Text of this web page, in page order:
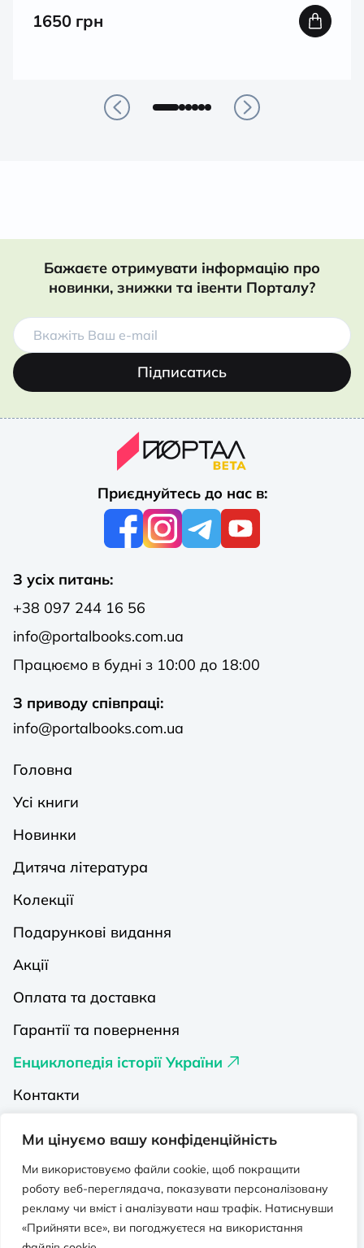
Ми цінуємо вашу конфіденційність
Ми використовуємо файли cookie, щоб покращити
роботу веб-переглядача, показувати персоналізовану
рекламу чи вміст і аналізувати наш трафік. Натиснувши
«Прийняти все», ви погоджуєтеся на використання
1650 грн
Бажаєте отримувати інформацію про
новинки, знижки та івенти Порталу?
Підписатись
Приєднуйтесь до нас в:
З усіх питань:
+38 097 244 16 56
info@portalbooks.com.ua
Працюємо в будні з 10:00 до 18:00
З приводу співпраці:
info@portalbooks.com.ua
Головна
Усі книги
Новинки
Дитяча література
Колекції
Подарункові видання
Акції
Оплата та доставка
Гарантії та повернення
Енциклопедія історії України
Контакти
Видавництва на Порталі
Політика конфіденційності
Публічна оферта